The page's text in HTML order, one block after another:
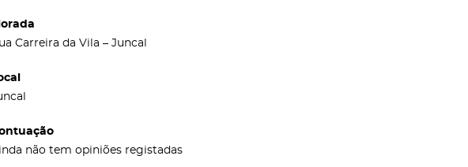
Carreira da Vila – Juncal
não tem opiniões registadas